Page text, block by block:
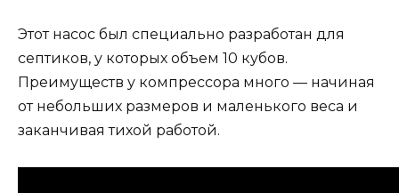
Этот насос был специально разработан для
септиков, у которых объем 10 кубов.
Преимуществ у компрессора много — начиная
от небольших размеров и маленького веса и
заканчивая тихой работой.